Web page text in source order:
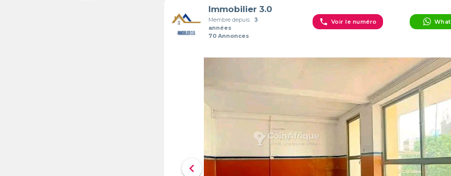
Immobilier 3.0
Membre depuis3
années
70 Annonces
phone Voir le numéro
chevron_left